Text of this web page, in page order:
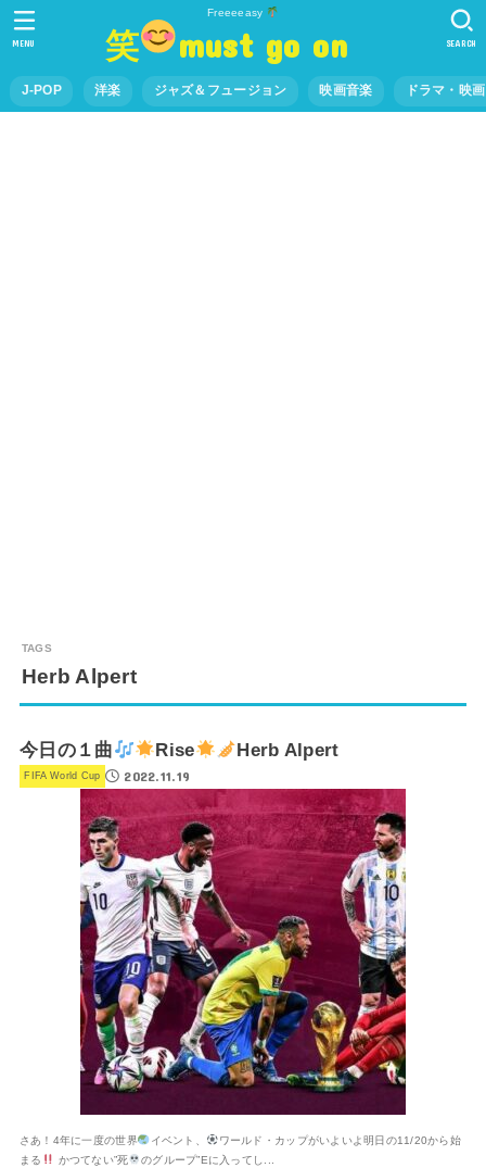
Freeeeasy
笑 must go on
J-POP 洋楽 ジャズ＆フュージョン 映画音楽 ドラマ・映
SEARCH
MENU
Herb Alpert
今日の１曲 Rise Herb Alpert
FIFA World Cup 2022.11.19
さあ！4年に一度の世界 イベント、
ワールド・カップがいよいよ明日の11/20から始
まる
かつてない”死 のグループ”Eに入ってし...